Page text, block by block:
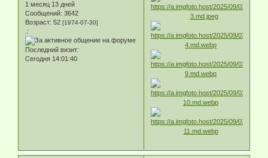
1 месяц 13 дней
Сообщений: 3642
Возраст: 52 [1974-07-30]
.:
Последний визит:
Сегодня 14:01:40